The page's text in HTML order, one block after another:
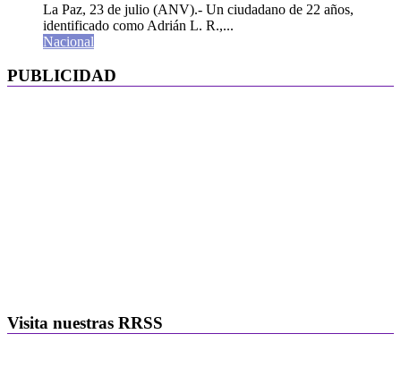
La Paz, 23 de julio (ANV).- Un ciudadano de 22 años,
identificado como Adrián L. R.,...
Nacional
PUBLICIDAD
Visita nuestras RRSS